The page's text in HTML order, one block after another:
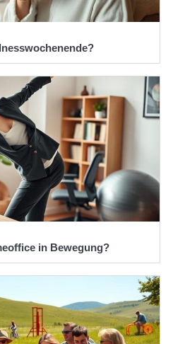
in Bewegung?